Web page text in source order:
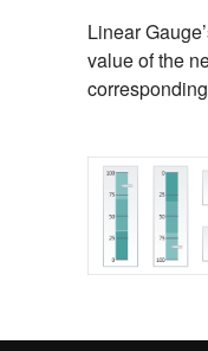
Linear
value of the